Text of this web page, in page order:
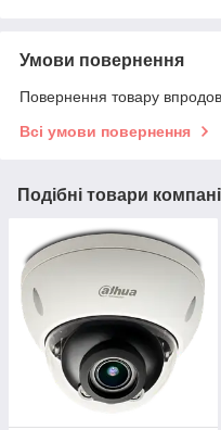
Умови повернення
Повернення товару
Всі умови повернення
Подібні товари